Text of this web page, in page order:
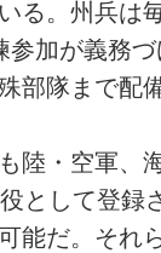
る。州兵は
参加が義務
部隊まで配
陸・空軍、
として登録
能だ。それ